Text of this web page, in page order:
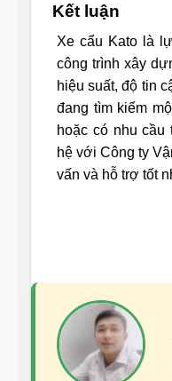
Kết luận
Xe cẩu Kato là
công trình xây
hiệu suất, độ tin
đang tìm kiếm
hoặc có nhu cầu
hệ với Công ty
vấn và hỗ trợ tốt